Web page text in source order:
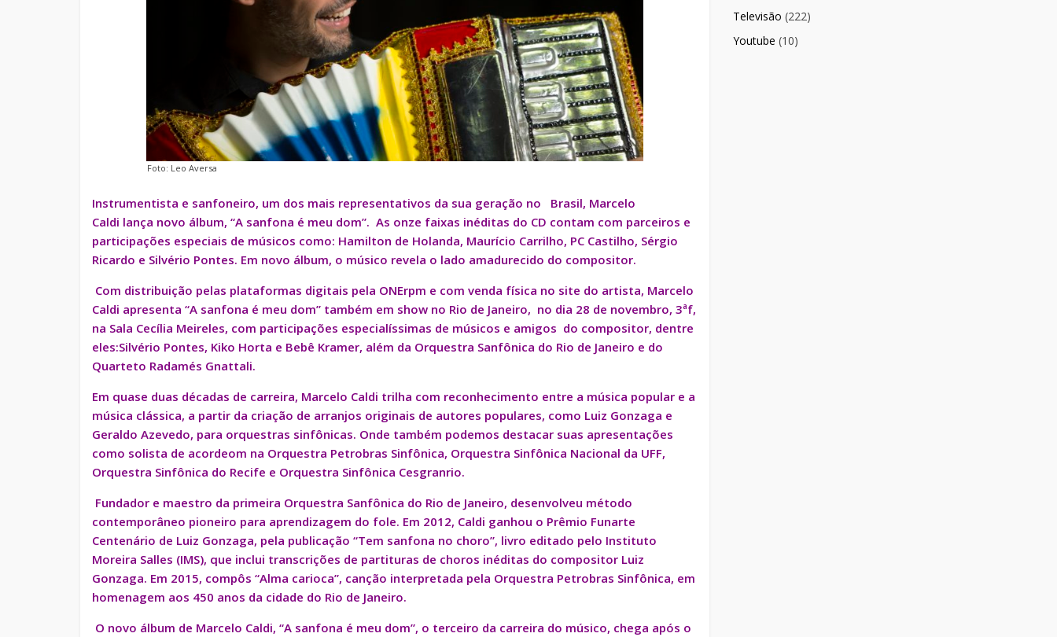
Foto: Leo Aversa
Instrumentista e sanfoneiro, um dos mais representativos da sua geração no Brasil, Marcelo
Caldi lança novo álbum, “A sanfona é meu dom”. As onze faixas inéditas do CD contam com parceiros e
participações especiais de músicos como: Hamilton de Holanda, Maurício Carrilho, PC Castilho, Sérgio
Ricardo e Silvério Pontes. Em novo álbum, o músico revela o lado amadurecido do compositor.
Com distribuição pelas plataformas digitais pela ONErpm e com venda física no site do artista, Marcelo
Caldi apresenta “A sanfona é meu dom” também em show no Rio de Janeiro, no dia 28 de novembro, 3af,
na Sala Cecília Meireles, com participações especialíssimas de músicos e amigos do compositor, dentre
eles:Silvério Pontes, Kiko Horta e Bebê Kramer, além da Orquestra Sanfônica do Rio de Janeiro e do
Quarteto Radamés Gnattali.
Em quase duas décadas de carreira, Marcelo Caldi trilha com reconhecimento entre a música popular e a
música clássica, a partir da criação de arranjos originais de autores populares, como Luiz Gonzaga e
Geraldo Azevedo, para orquestras sinfônicas. Onde também podemos destacar suas apresentações
como solista de acordeom na Orquestra Petrobras Sinfônica, Orquestra Sinfônica Nacional da UFF,
Orquestra Sinfônica do Recife e Orquestra Sinfônica Cesgranrio.
Fundador e maestro da primeira Orquestra Sanfônica do Rio de Janeiro, desenvolveu método
contemporâneo pioneiro para aprendizagem do fole. Em 2012, Caldi ganhou o Prêmio Funarte
Centenário de Luiz Gonzaga, pela publicação “Tem sanfona no choro”, livro editado pelo Instituto
Moreira Salles (IMS), que inclui transcrições de partituras de choros inéditas do compositor Luiz
Gonzaga. Em 2015, compôs “Alma carioca”, canção interpretada pela Orquestra Petrobras Sinfônica, em
homenagem aos 450 anos da cidade do Rio de Janeiro.
O novo álbum de Marcelo Caldi, “A sanfona é meu dom”, o terceiro da carreira do músico, chega após o
Televisão (222)
Youtube (10)